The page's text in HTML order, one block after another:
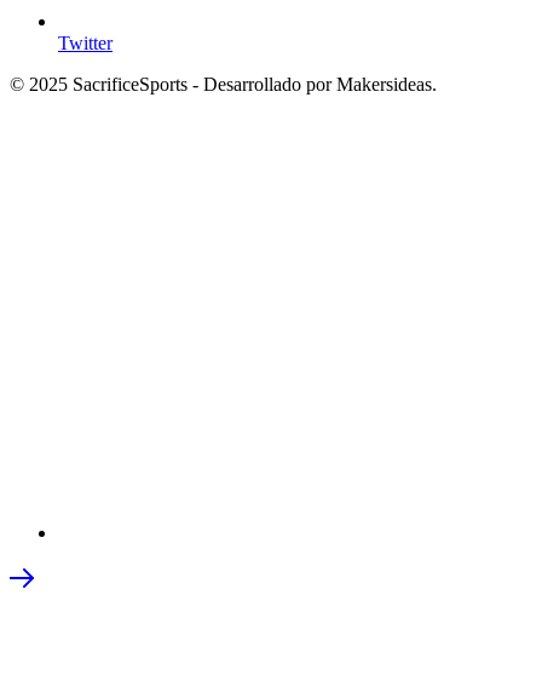
Twitter
© 2025 SacrificeSports - Desarrollado por Makersideas.